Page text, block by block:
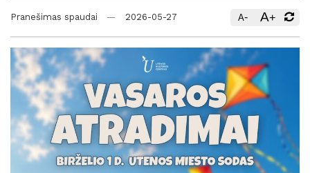
Pranešimas spaudai 2026-05-27 A- A+